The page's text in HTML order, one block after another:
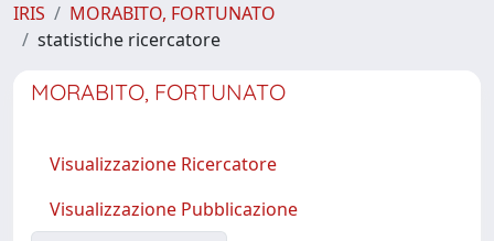
IRIS
MORABITO, FORTUNATO
statistiche ricercatore
MORABITO, FORTUNATO
Visualizzazione Ricercatore
Visualizzazione Pubblicazione